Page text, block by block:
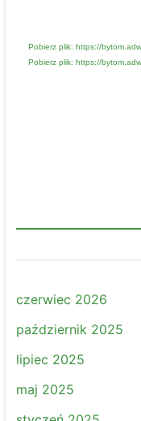
Pobierz plik: https://
Pobierz plik: https://
czerwiec 2026
październik 2025
lipiec 2025
maj 2025